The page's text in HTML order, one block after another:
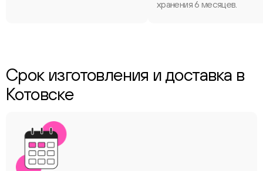
хранения 6 месяцев.
Срок изготовления и доставка в
Котовске